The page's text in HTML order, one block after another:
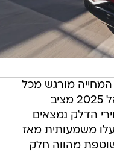
המחייה מורגש מכל
כיוון, ולהיות נהג או נהגת בישראל 2025 מציב
הדלק נמצאים
משמעותית מאז
מהווה חלק